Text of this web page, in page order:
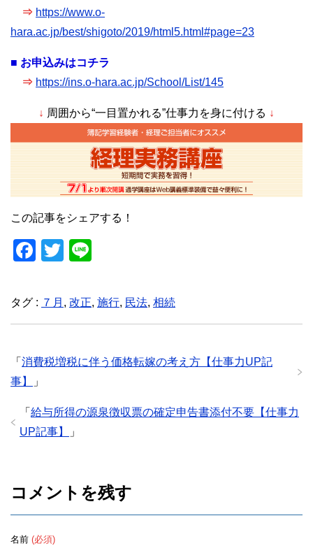
⇒ https://www.o-
hara.ac.jp/best/shigoto/2019/html5.html#page=23
■ お申込みはコチラ
⇒ https://ins.o-hara.ac.jp/School/List/145
↓ 周囲から“一目置かれる”仕事力を身に付ける ↓
この記事をシェアする！
F
c
e
o
o
k
T
tt
er
e
タグ : ７月 , 改正, 施行, 民法, 相続
「 消費税増税に伴う価格転嫁の考え方【仕事力UP記
事】
」
「 給与所得の源泉徴収票の確定申告書添付不要【仕事力
UP記事】
」
コメントを残す
名前 (必須)